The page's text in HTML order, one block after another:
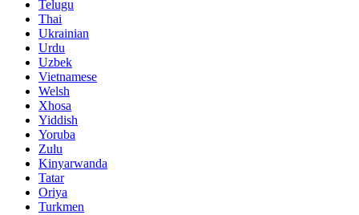
Telugu
Thai
Ukrainian
Urdu
Uzbek
Vietnamese
Welsh
Xhosa
Yiddish
Yoruba
Zulu
Kinyarwanda
Tatar
Oriya
Turkmen